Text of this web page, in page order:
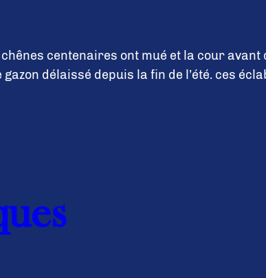
centenaires ont mué et la cour avant
délaissé depuis la fin de l’été. ces